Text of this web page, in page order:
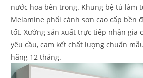
nước hoa bên trong. Khung bệ tủ làm
Melamine phối cánh sơn cao cấp bền
tốt. Xưởng sản xuất trực tiếp nhận gia
yêu cầu, cam kết chất lượng chuẩn
hãng 12 tháng.